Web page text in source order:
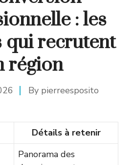
: les
qui recrutent
région
By pierreesposito
Détails à retenir
Panorama des